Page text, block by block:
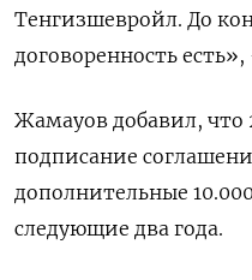
Тенгизшевройл. До
договоренность
Жамауов добавил, что
подписание
дополнительные
следующие два года.